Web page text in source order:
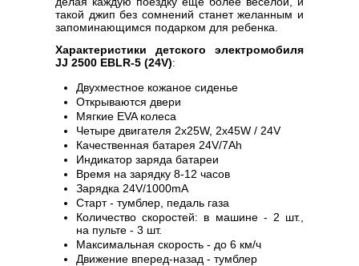
такой джип без сомнений станет желанным и
запоминающимся подарком для ребенка.
Характеристики детского электромобиля
JJ 2500 EBLR-5 (24V):
Двухместное кожаное сиденье
Открываются двери
Мягкие EVA колеса
Четыре двигателя 2х25W, 2х45W / 24V
Качественная батарея 24V/7Ah
Индикатор заряда батареи
Время на зарядку 8-12 часов
Зарядка 24V/1000mA
Старт - тумблер, педаль газа
Количество скоростей: в машине - 2 шт.,
на пульте - 3 шт.
Максимальная скорость - до 6 км/ч
Движение вперед-назад - тумблер